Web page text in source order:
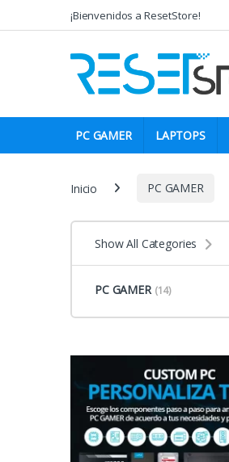
Skip to navigation
Skip to content¡Bienvenidos a ResetStore!
PC GAMER LAPTOPS
Inicio PC GAMER
Show All Categories
PC GAMER (14)